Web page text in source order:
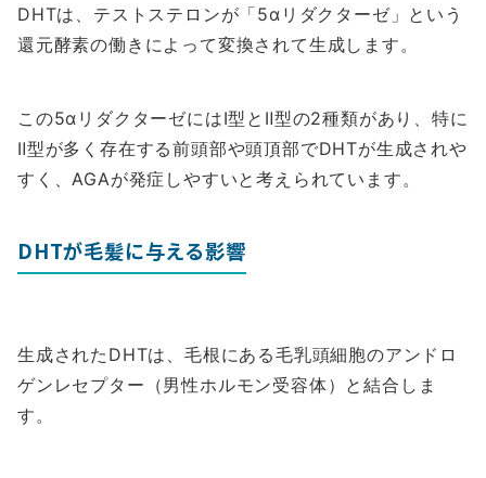
DHTは、テストステロンが「5αリダクターゼ」という
還元酵素の働きによって変換されて生成します。
この5αリダクターゼにはⅠ型とⅡ型の2種類があり、特に
Ⅱ型が多く存在する前頭部や頭頂部でDHTが生成されや
すく、AGAが発症しやすいと考えられています。
DHTが毛髪に与える影響
生成されたDHTは、毛根にある毛乳頭細胞のアンドロ
ゲンレセプター（男性ホルモン受容体）と結合しま
す。